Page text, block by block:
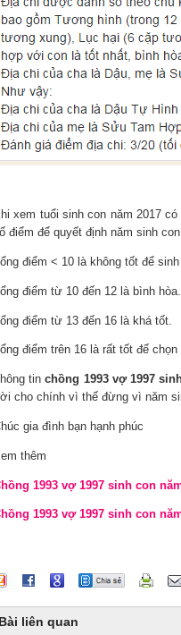
xem tuổi sinh con năm 2017
điểm để quyết định năm sinh
điểm < 10 là không tốt để
điểm từ 10 đến 12 là bình hòa.
điểm từ 13 đến 16 là khá tốt.
điểm trên 16 là rất tốt để
tinchồng 1993 vợ 1997
cho chính vì thế đừng vì năm
gia đình bạn hạnh phúc
thêm
1993 vợ 1997 sinh con
1993 vợ 1997 sinh con
Bài liên quan